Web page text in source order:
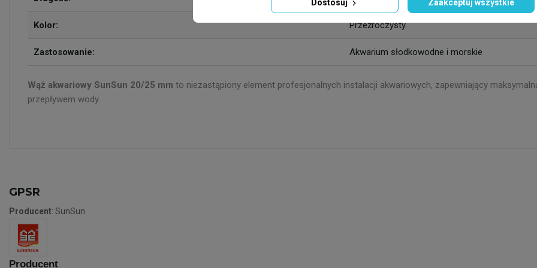
Kolor: Przeźroczysty
Zastosowanie: Akwarium słodkowodne i morskie
Wąż akwariowy SunSun 20/25 mm to niezastąpiony element profesjonalnych instalacji akwariowych, zapewniający
przepływem wody.
GPSR
Producent: SunSun
Producent
Dostosuj Zaakceptuj wszystkie